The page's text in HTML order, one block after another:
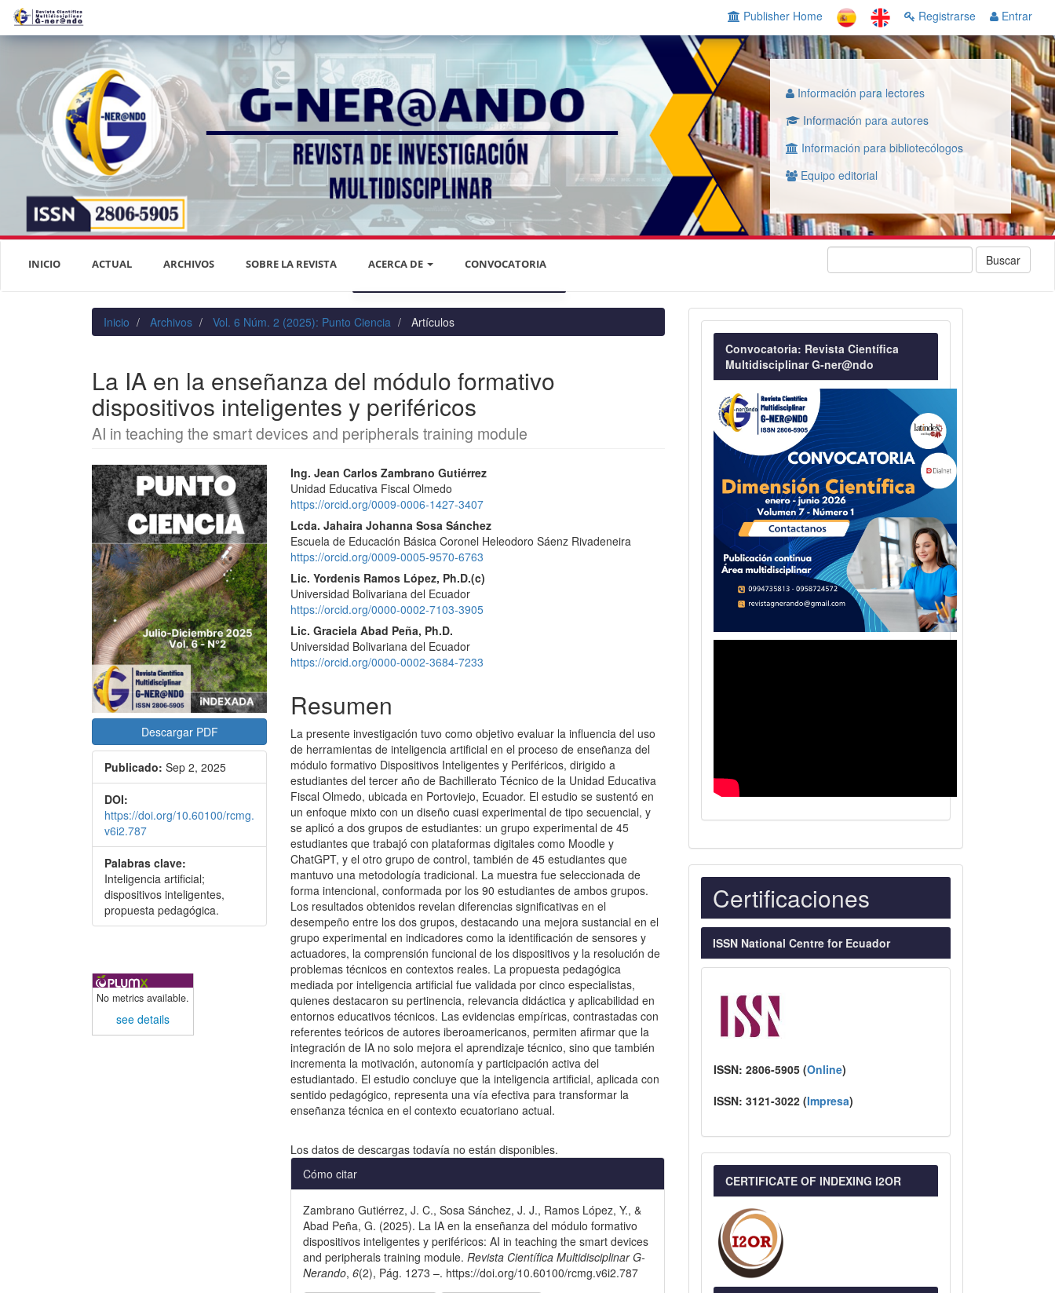
Navegación
principal
Contenido
Barra
lateral
Publisher Home Registrarse Entrar
Información para lectores
Información para autores
Información para bibliotecólogos
Equipo editorial
INICIO ACTUAL ARCHIVOS SOBRE LA REVISTA ACERCA DE
DECLARACIÓN DE PRIVACIDAD
EQUIPO EDITORIAL
PROTOCOLO DE INTEROPERABILIDAD
¿CÓMO REGISTRARSE?
CONTACTO
ENVÍOS
REGISTRARSE
ENTRAR
CONVOCATORIA Buscar
Inicio Archivos Vol. 6 Núm. 2 (2025): Punto Ciencia Artículos
La IA en la enseñanza del módulo formativo
dispositivos inteligentes y periféricos
AI in teaching the smart devices and peripherals training module
Barra
lateral
del
artículo
Descargar PDF
Publicado: Sep 2, 2025
DOI:
https://doi.org/10.60100/rcmg.
v6i2.787
Palabras clave:
Inteligencia artificial;
dispositivos inteligentes,
propuesta pedagógica.
No metrics available.
see details
Contenido
principal
del
artículo
Ing. Jean Carlos Zambrano Gutiérrez
Unidad Educativa Fiscal Olmedo
https://orcid.org/0009-0006-1427-3407
Lcda. Jahaira Johanna Sosa Sánchez
Escuela de Educación Básica Coronel Heleodoro Sáenz Rivadeneira
https://orcid.org/0009-0005-9570-6763
Lic. Yordenis Ramos López, Ph.D.(c)
Universidad Bolivariana del Ecuador
https://orcid.org/0000-0002-7103-3905
Lic. Graciela Abad Peña, Ph.D.
Universidad Bolivariana del Ecuador
https://orcid.org/0000-0002-3684-7233
Resumen
La presente investigación tuvo como objetivo evaluar la influencia del uso
de herramientas de inteligencia artificial en el proceso de enseñanza del
módulo formativo Dispositivos Inteligentes y Periféricos, dirigido a
estudiantes del tercer año de Bachillerato Técnico de la Unidad Educativa
Fiscal Olmedo, ubicada en Portoviejo, Ecuador. El estudio se sustentó en
un enfoque mixto con un diseño cuasi experimental de tipo secuencial, y
se aplicó a dos grupos de estudiantes: un grupo experimental de 45
estudiantes que trabajó con plataformas digitales como Moodle y
ChatGPT, y el otro grupo de control, también de 45 estudiantes que
mantuvo una metodología tradicional. La muestra fue seleccionada de
forma intencional, conformada por los 90 estudiantes de ambos grupos.
Los resultados obtenidos revelan diferencias significativas en el
desempeño entre los dos grupos, destacando una mejora sustancial en el
grupo experimental en indicadores como la identificación de sensores y
actuadores, la comprensión funcional de los dispositivos y la resolución de
problemas técnicos en contextos reales. La propuesta pedagógica
mediada por inteligencia artificial fue validada por cinco especialistas,
quienes destacaron su pertinencia, relevancia didáctica y aplicabilidad en
entornos educativos técnicos. Las evidencias empíricas, contrastadas con
referentes teóricos de autores iberoamericanos, permiten afirmar que la
integración de IA no solo mejora el aprendizaje técnico, sino que también
incrementa la motivación, autonomía y participación activa del
estudiantado. El estudio concluye que la inteligencia artificial, aplicada con
sentido pedagógico, representa una vía efectiva para transformar la
enseñanza técnica en el contexto ecuatoriano actual.
Los datos de descargas todavía no están disponibles.
Detalles
del
artículo
Cómo citar
Zambrano Gutiérrez, J. C., Sosa Sánchez, J. J., Ramos López, Y., &
Abad Peña, G. (2025). La IA en la enseñanza del módulo formativo
dispositivos inteligentes y periféricos: AI in teaching the smart devices
and peripherals training module.Revista Científica Multidisciplinar G-
Nerando,6(2), Pág. 1273 –. https://doi.org/10.60100/rcmg.v6i2.787
Convocatoria
Convocatoria: Revista Científica
Multidisciplinar G-ner@ndo
Indexaciones
Certificaciones
ISSN National Centre for Ecuador
ISSN: 2806-5905 (Online)
ISSN: 3121-3022 (Impresa)
CERTIFICATE OF INDEXING I2OR